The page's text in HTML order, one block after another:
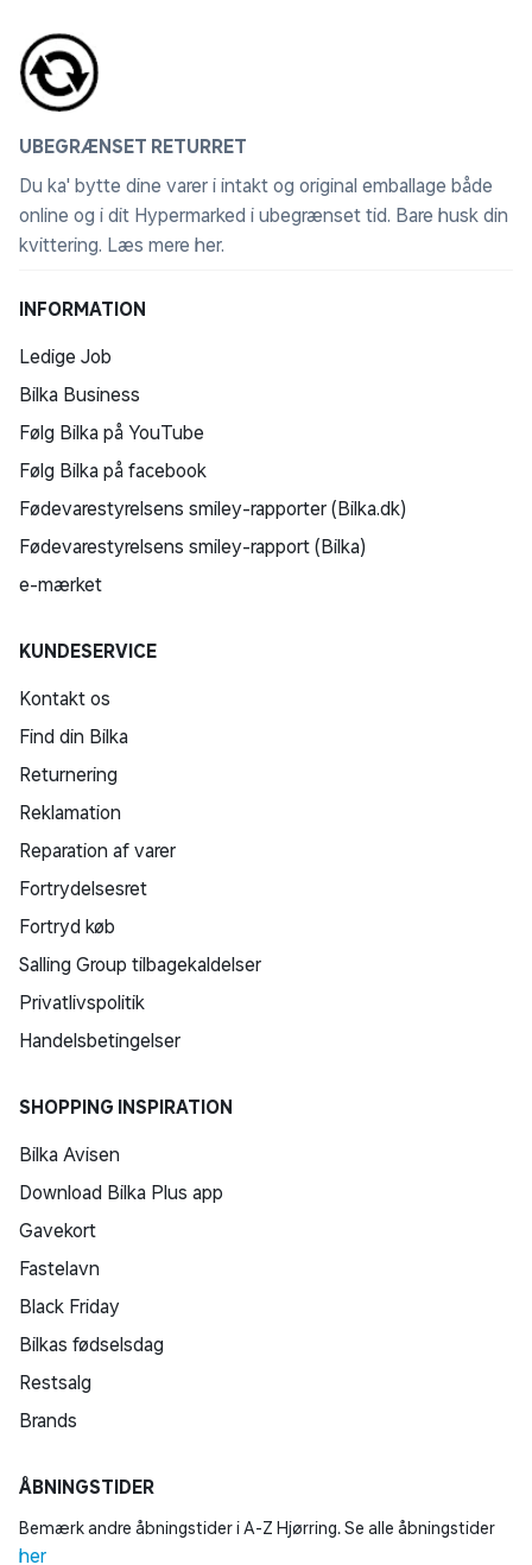
UBEGRÆNSET RETURRET
Du ka' bytte dine varer i intakt og original emballage både
online og i dit Hypermarked i ubegrænset tid. Bare husk din
kvittering. Læs mere her.
INFORMATION
Ledige Job
Bilka Business
Følg Bilka på YouTube
Følg Bilka på facebook
Fødevarestyrelsens smiley-rapporter (Bilka.dk)
Fødevarestyrelsens smiley-rapport (Bilka)
e-mærket
KUNDESERVICE
Kontakt os
Find din Bilka
Returnering
Reklamation
Reparation af varer
Fortrydelsesret
Fortryd køb
Salling Group tilbagekaldelser
Privatlivspolitik
Handelsbetingelser
SHOPPING INSPIRATION
Bilka Avisen
Download Bilka Plus app
Gavekort
Fastelavn
Black Friday
Bilkas fødselsdag
Restsalg
Brands
ÅBNINGSTIDER
Bemærk andre åbningstider i A-Z Hjørring. Se alle åbningstider
her